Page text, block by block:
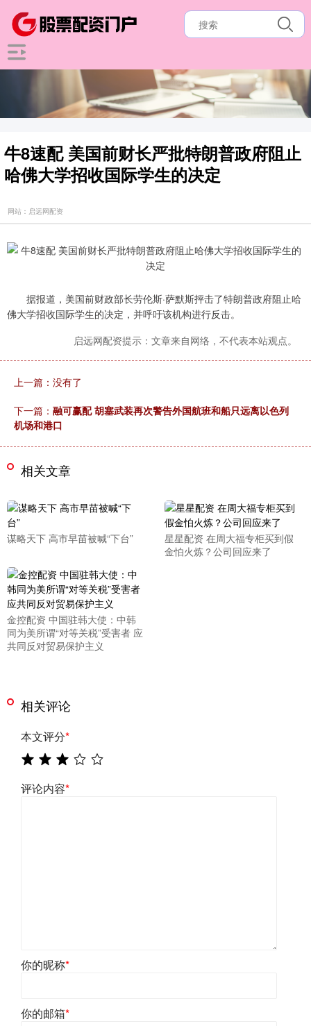
牛8速配 美国前财长严批特朗普政府阻止
哈佛大学招收国际学生的决定
网站：启远网配资
据报道，美国前财政部长劳伦斯·萨默斯抨击了特朗普政府阻止哈
佛大学招收国际学生的决定，并呼吁该机构进行反击。
启远网配资提示：文章来自网络，不代表本站观点。
上一篇：没有了
下一篇： 融可赢配 胡塞武装再次警告外国航班和船只远离以色列
机场和港口
相关文章
谋略天下 高市早苗被喊“下台”
星星配资 在周大福专柜买到假
金怕火炼？公司回应来了
金控配资 中国驻韩大使：中韩
同为美所谓“对等关税”受害者 应
共同反对贸易保护主义
相关评论
本文评分*
评论内容*
你的昵称*
你的邮箱*